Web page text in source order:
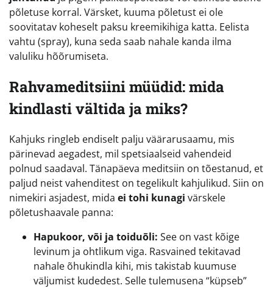
põletuse korral. Värsket, kuuma põletust ei ole
soovitatav koheselt paksu kreemikihiga katta. Eelista
vahtu (spray), kuna seda saab nahale kanda ilma
valuliku hõõrumiseta.
Rahvameditsiini müüdid: mida
kindlasti vältida ja miks?
Kahjuks ringleb endiselt palju väärarusaamu, mis
pärinevad aegadest, mil spetsiaalseid vahendeid
polnud saadaval. Tänapäeva meditsiin on tõestanud, et
paljud neist vahenditest on tegelikult kahjulikud. Siin on
nimekiri asjadest, mida ei tohi kunagi värskele
põletushaavale panna:
Hapukoor, või ja toiduõli: See on vast kõige
levinum ja ohtlikum viga. Rasvained tekitavad
nahale õhukindla kihi, mis takistab kuumuse
väljumist kudedest. Selle tulemusena “küpseb”